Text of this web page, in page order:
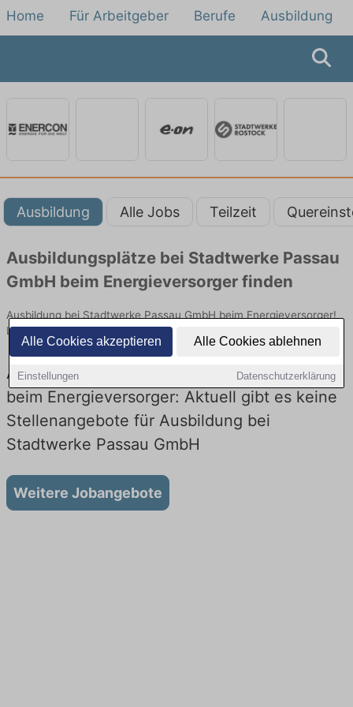
Alle Cookies akzeptieren Alle Cookies ablehnen
Einstellungen Datenschutzerklärung
Home Für Arbeitgeber Berufe Ausbildung
Ausbildung Alle Jobs Teilzeit
Ausbildungsplätze bei Stadtwerke Passau
GmbH beim Energieversorger finden
Ausbildung bei Stadtwerke Passau GmbH beim Energieversorger!
Lehrstellen in Technik. Jetzt bewerben!
Ausbildung bei Stadtwerke Passau GmbH
beim Energieversorger: Aktuell gibt es keine
Stellenangebote für Ausbildung bei
Stadtwerke Passau GmbH
Weitere Jobangebote